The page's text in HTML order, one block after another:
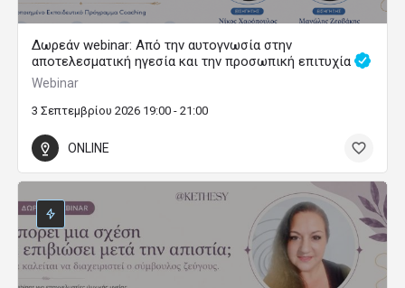
Δωρεάν webinar: Από την αυτογνωσία στην
αποτελεσματική ηγεσία και την προσωπική επιτυχία
Webinar
3 Σεπτεμβρίου 2026 19:00 - 21:00
ONLINE